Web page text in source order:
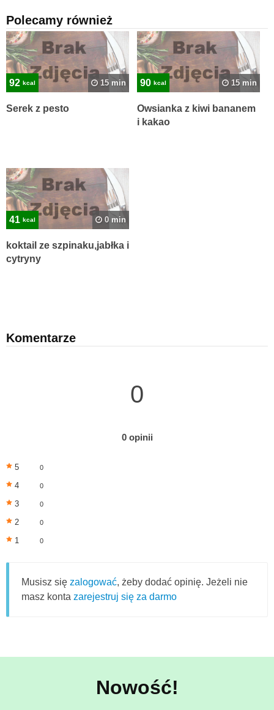
Polecamy również
92 kcal 15 min
Serek z pesto
90 kcal 15 min
Owsianka z kiwi bananem
i kakao
41 kcal 0 min
koktail ze szpinaku,jabłka i
cytryny
Komentarze
0
0 opinii
5 0
4 0
3 0
2 0
1 0
Musisz się zalogować, żeby dodać opinię. Jeżeli nie
masz konta zarejestruj się za darmo
Nowość!